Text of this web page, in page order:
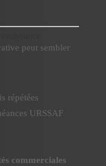
peut sembler
répétées
URSSAF
commerciales